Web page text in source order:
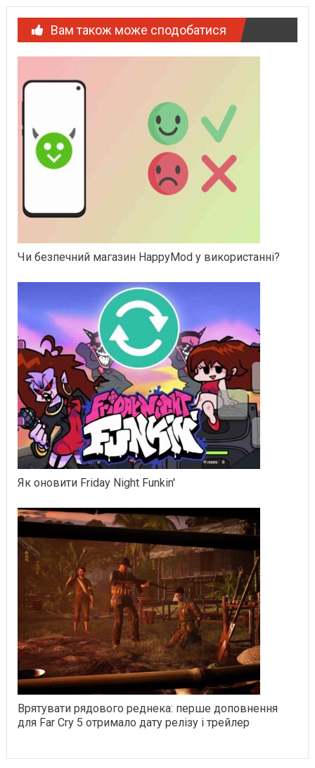
Вам також може сподобатися
Чи безпечний магазин HappyMod у використанні?
Як оновити Friday Night Funkin'
Врятувати рядового реднека: перше доповнення
для Far Cry 5 отримало дату релізу і трейлер